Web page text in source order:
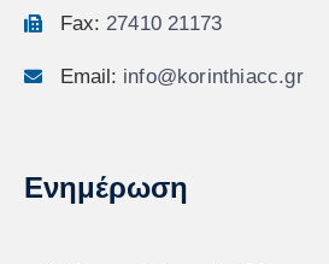
Fax: 27410 21173
Email: info@korinthiacc.gr
Ενημέρωση